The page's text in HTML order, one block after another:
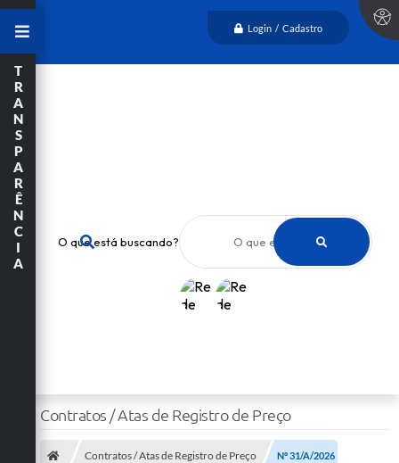
Login / Cadastro
O que está buscando?
T
R
A
N
S
P
A
R
Ê
N
C
I
A
Contratos / Atas de Registro de Preço
Contratos / Atas de Registro de Preço Nº 31/A/2026